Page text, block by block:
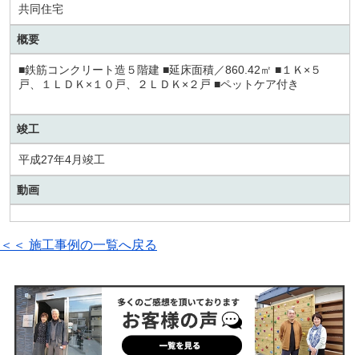
共同住宅
概要
■鉄筋コンクリート造５階建 ■延床面積／860.42㎡ ■１Ｋ×５
戸、１ＬＤＫ×１０戸、２ＬＤＫ×２戸 ■ペットケア付き
竣工
平成27年4月竣工
動画
＜＜ 施工事例の一覧へ戻る